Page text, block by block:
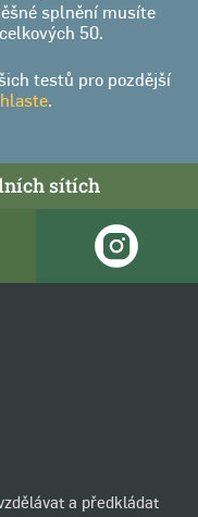
splnění musíte
50.
testů pro pozdější
.
sítích
a předkládat